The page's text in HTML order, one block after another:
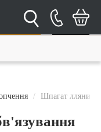
Шпагат лляний